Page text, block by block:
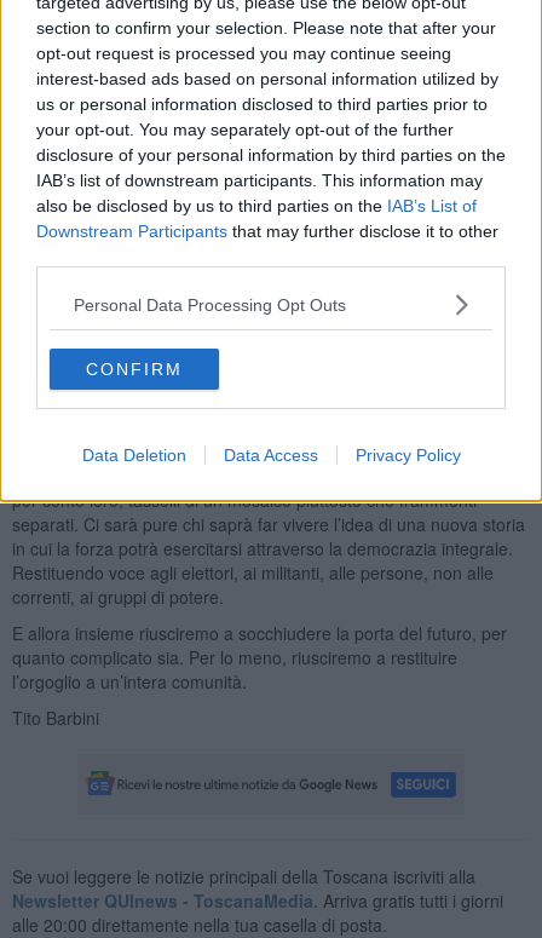
section to confirm your selection. Please note that after your
opt-out request is processed you may continue seeing
interest-based ads based on personal information utilized by
us or personal information disclosed to third parties prior to
your opt-out. You may separately opt-out of the further
disclosure of your personal information by third parties on the
IAB’s list of downstream participants. This information may
also be disclosed by us to third parties on the IAB’s List of
Downstream Participants that may further disclose it to other
Personal Data Processing Opt Outs
CONFIRM
Data Deletion Data Access Privacy Policy
E meno male che non mi viene di portare rancori. Per indole e,
anche, perché questa è una cosa che l’età comunque insegna. Se
vogliamo crescere come persone dobbiamo smettere di rivestire i
panni della vittima, abbozzarla di giudicare e accusare gli altri; gli
altri ci deludono, gli altri ci tradiscono, gli altri non ci capiscono, gli
altri non ci stimano, gli altri non ci comprendono, gli altri ci odiano,
gli altri ci invidiano, gli altri sono cattivi...
Dobbiamo diventare padroni della nostra vita e far sì che questa
non venga turbata dai giudizi e azioni altrui. Se qualcuno ci ha
tradito nella lotta politica nelle speranze che aveva suscitato ciò fa
parte del gioco, passiamo oltre. Se non altro, vivremo più
serenamente.
Quindi, nessuna rivincita morale.
Semmai la speranza che ci sia qualcuno, che riprenda in mano
quei valori, forse anche più entusiasta, capace di coltivare bene le
idee che contano. Ci sarà pure chi saprà riannodare i fili, ricostruire
ricomprendere le tante storie in un solo soggetto politico,
per conto loro, tasselli di un mosaico piuttosto che frammenti
separati. Ci sarà pure chi saprà far vivere l’idea di una nuova storia
in cui la forza potrà esercitarsi attraverso la democrazia integrale.
Restituendo voce agli elettori, ai militanti, alle persone, non alle
correnti, ai gruppi di potere.
E allora insieme riusciremo a socchiudere la porta del futuro, per
quanto complicato sia. Per lo meno, riusciremo a restituire
l’orgoglio a un’intera comunità.
Tito Barbini
Se vuoi leggere le notizie principali della Toscana iscriviti alla
Newsletter QUInews - ToscanaMedia. Arriva gratis tutti i giorni
alle 20:00 direttamente nella tua casella di posta.